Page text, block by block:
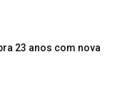
23 anos com nova